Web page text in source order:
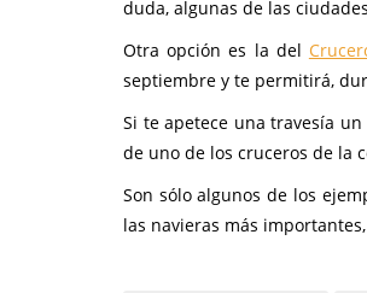
duda, algunas de las
Otra opción es la del
septiembre y te permitirá,
Si te apetece una travesía
de uno de los cruceros de la
Son sólo algunos de los
las navieras más